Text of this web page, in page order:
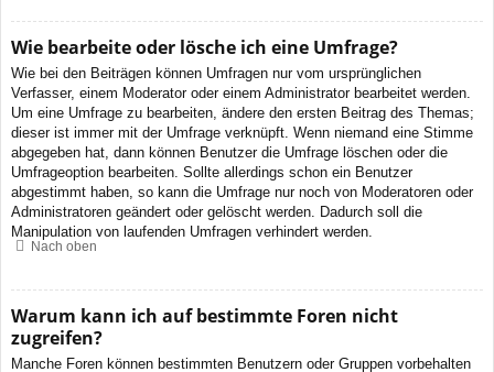
Wie bearbeite oder lösche ich eine Umfrage?
Wie bei den Beiträgen können Umfragen nur vom ursprünglichen
Verfasser, einem Moderator oder einem Administrator bearbeitet werden.
Um eine Umfrage zu bearbeiten, ändere den ersten Beitrag des Themas;
dieser ist immer mit der Umfrage verknüpft. Wenn niemand eine Stimme
abgegeben hat, dann können Benutzer die Umfrage löschen oder die
Umfrageoption bearbeiten. Sollte allerdings schon ein Benutzer
abgestimmt haben, so kann die Umfrage nur noch von Moderatoren oder
Administratoren geändert oder gelöscht werden. Dadurch soll die
Manipulation von laufenden Umfragen verhindert werden.
Nach oben
Warum kann ich auf bestimmte Foren nicht
zugreifen?
Manche Foren können bestimmten Benutzern oder Gruppen vorbehalten